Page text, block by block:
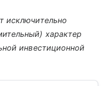
исключительно
характер
инвестиционной